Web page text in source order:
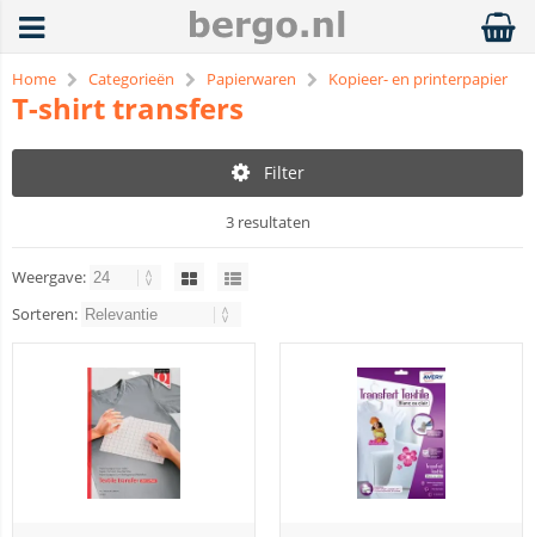
Home Categorieën Papierwaren Kopieer- en printerpapier
T-shirt transfers
Filter
3 resultaten
Weergave:
Sorteren: